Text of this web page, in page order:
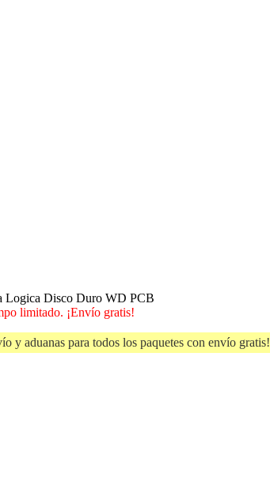
Logica Disco Duro WD PCB
limitado. ¡Envío gratis!
y aduanas para todos los paquetes con envío gratis!